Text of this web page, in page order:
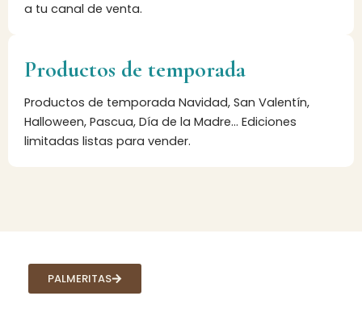
a tu canal de venta.
Productos de temporada
Productos de temporada Navidad, San Valentín,
Halloween, Pascua, Día de la Madre… Ediciones
limitadas listas para vender.
PALMERITAS